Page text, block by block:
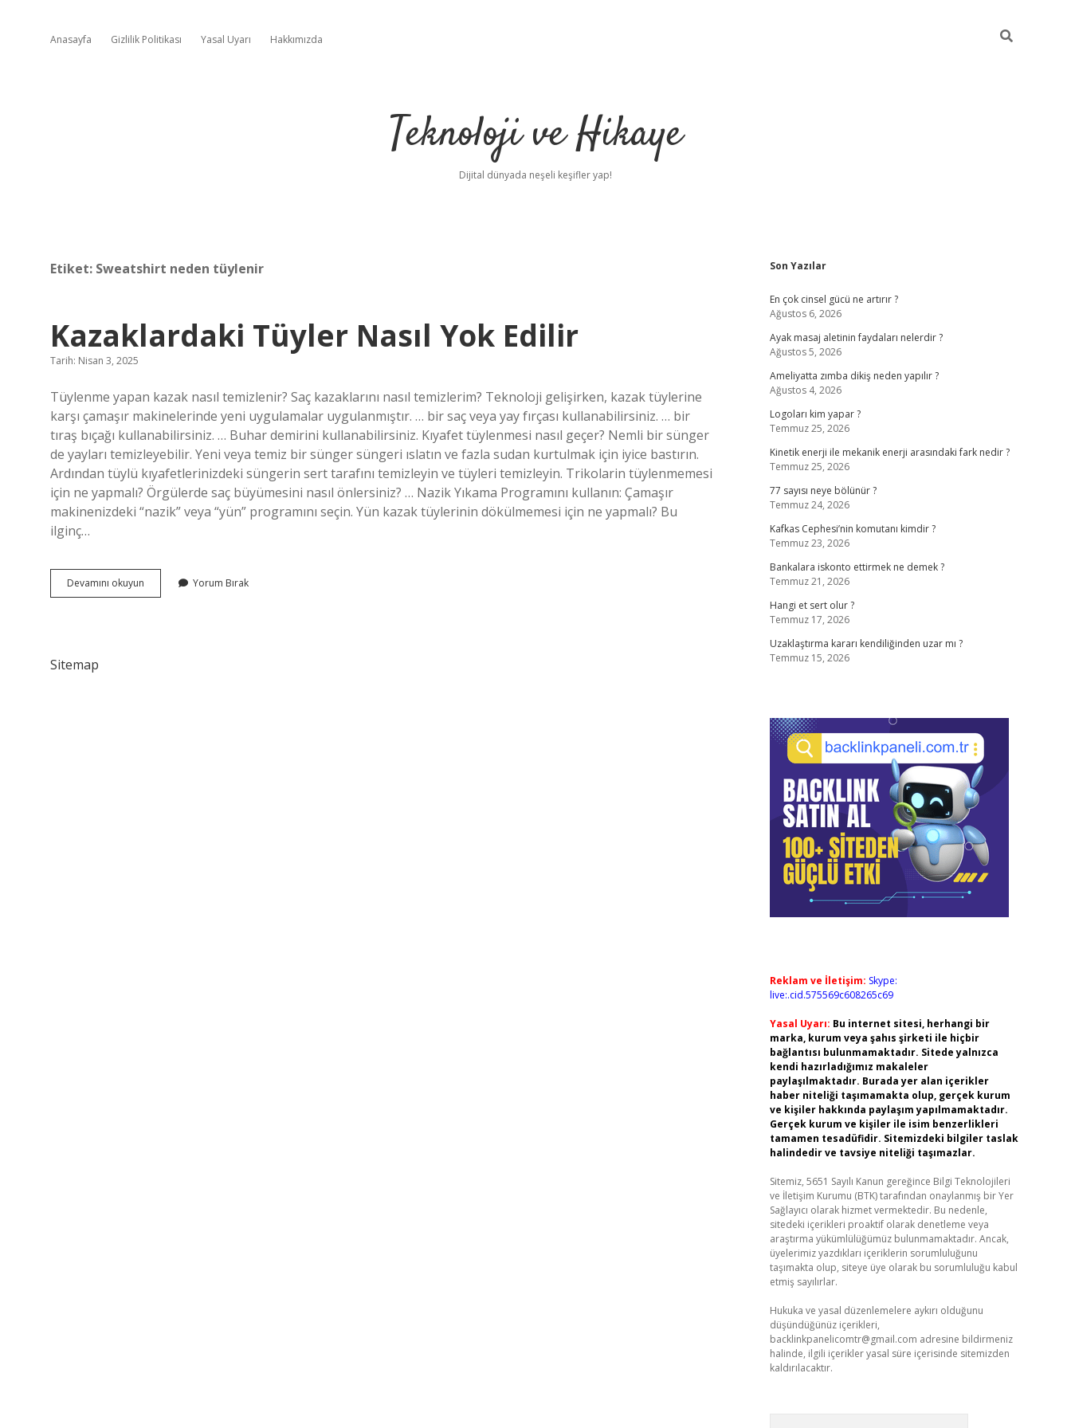
Anasayfa Gizlilik Politikası Yasal Uyarı Hakkımızda
Teknoloji ve Hikaye
Dijital dünyada neşeli keşifler yap!
Etiket: Sweatshirt neden tüylenir
Kazaklardaki Tüyler Nasıl Yok Edilir
Tarih: Nisan 3, 2025
Tüylenme yapan kazak nasıl temizlenir? Saç kazaklarını nasıl temizlerim? Teknoloji gelişirken, kazak tüylerine
karşı çamaşır makinelerinde yeni uygulamalar uygulanmıştır. … bir saç veya yay fırçası kullanabilirsiniz. … bir
tıraş bıçağı kullanabilirsiniz. … Buhar demirini kullanabilirsiniz. Kıyafet tüylenmesi nasıl geçer? Nemli bir sünger
de yayları temizleyebilir. Yeni veya temiz bir sünger süngeri ıslatın ve fazla sudan kurtulmak için iyice bastırın.
Ardından tüylü kıyafetlerinizdeki süngerin sert tarafını temizleyin ve tüyleri temizleyin. Trikolarin tüylenmemesi
için ne yapmalı? Örgülerde saç büyümesini nasıl önlersiniz? … Nazik Yıkama Programını kullanın: Çamaşır
makinenizdeki “nazik” veya “yün” programını seçin. Yün kazak tüylerinin dökülmemesi için ne yapmalı? Bu
ilginç…
Devamını okuyun Kazaklardaki
Tüyler
Yorum Bırak
Sitemap
Sidebar
Son Yazılar
En çok cinsel gücü ne artırır ?
Ağustos 6, 2026
Ayak masaj aletinin faydaları nelerdir ?
Ağustos 5, 2026
Ameliyatta zımba dikiş neden yapılır ?
Ağustos 4, 2026
Logoları kim yapar ?
Temmuz 25, 2026
Kinetik enerji ile mekanik enerji arasındaki fark nedir ?
Temmuz 25, 2026
77 sayısı neye bölünür ?
Temmuz 24, 2026
Kafkas Cephesi’nin komutanı kimdir ?
Temmuz 23, 2026
Bankalara iskonto ettirmek ne demek ?
Temmuz 21, 2026
Hangi et sert olur ?
Temmuz 17, 2026
Uzaklaştırma kararı kendiliğinden uzar mı ?
Temmuz 15, 2026
Reklam ve İletişim: Skype:
live:.cid.575569c608265c69
Yasal Uyarı: Bu internet sitesi, herhangi bir
marka, kurum veya şahıs şirketi ile hiçbir
bağlantısı bulunmamaktadır. Sitede yalnızca
kendi hazırladığımız makaleler
paylaşılmaktadır. Burada yer alan içerikler
haber niteliği taşımamakta olup, gerçek kurum
ve kişiler hakkında paylaşım yapılmamaktadır.
Gerçek kurum ve kişiler ile isim benzerlikleri
tamamen tesadüfidir. Sitemizdeki bilgiler taslak
halindedir ve tavsiye niteliği taşımazlar.
Sitemiz, 5651 Sayılı Kanun gereğince Bilgi Teknolojileri
ve İletişim Kurumu (BTK) tarafından onaylanmış bir Yer
Sağlayıcı olarak hizmet vermektedir. Bu nedenle,
sitedeki içerikleri proaktif olarak denetleme veya
araştırma yükümlülüğümüz bulunmamaktadır. Ancak,
üyelerimiz yazdıkları içeriklerin sorumluluğunu
taşımakta olup, siteye üye olarak bu sorumluluğu kabul
etmiş sayılırlar.
Hukuka ve yasal düzenlemelere aykırı olduğunu
düşündüğünüz içerikleri,
backlinkpanelicomtr@gmail.com adresine bildirmeniz
halinde, ilgili içerikler yasal süre içerisinde sitemizden
kaldırılacaktır.